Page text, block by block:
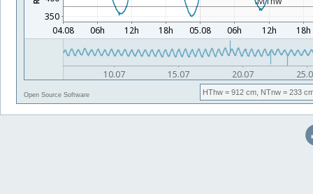
Open Source Software HThw = 912 cm, NTnw = 233